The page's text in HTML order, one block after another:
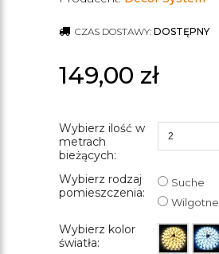
CZAS DOSTAWY: DOSTĘPNY
149,00 zł
Wybierz ilość w
metrach
bieżących:
Wybierz rodzaj
pomieszczenia:
Suche
Wilgotne
Wybierz kolor
światła: